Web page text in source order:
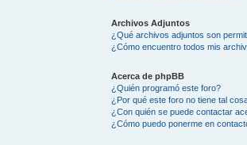
Archivos Adjuntos
¿Qué archivos adjuntos son
¿Cómo encuentro todos mis
Acerca de phpBB
¿Quién programó este foro?
¿Por qué este foro no tiene tal
¿Con quién se puede contactar
¿Cómo puedo ponerme en